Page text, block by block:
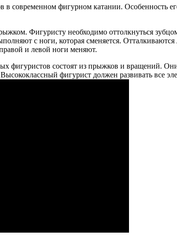
современном фигурном катании. Особенность
Фигуристу необходимо оттолкнуться
с ноги, которая сменяется.
и левой ноги меняют.
фигуристов состоят из прыжков и вращений.
фигурист должен развивать все